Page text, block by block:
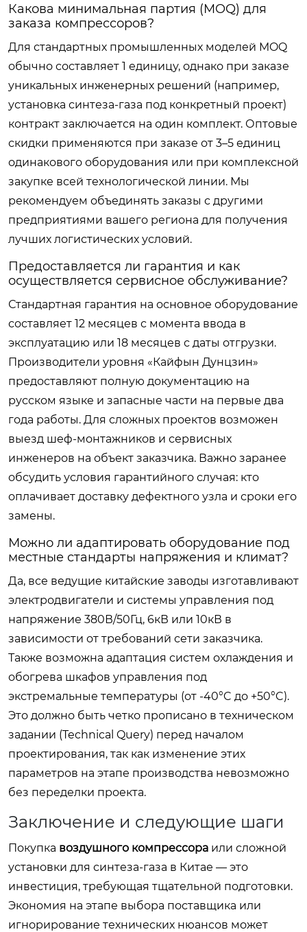
Какова минимальная партия (MOQ) для
заказа компрессоров?
Для стандартных промышленных моделей MOQ
обычно составляет 1 единицу, однако при заказе
уникальных инженерных решений (например,
установка синтеза-газа под конкретный проект)
контракт заключается на один комплект. Оптовые
скидки применяются при заказе от 3–5 единиц
одинакового оборудования или при комплексной
закупке всей технологической линии. Мы
рекомендуем объединять заказы с другими
предприятиями вашего региона для получения
лучших логистических условий.
Предоставляется ли гарантия и как
осуществляется сервисное обслуживание?
Стандартная гарантия на основное оборудование
составляет 12 месяцев с момента ввода в
эксплуатацию или 18 месяцев с даты отгрузки.
Производители уровня «Кайфын Дунцзин»
предоставляют полную документацию на
русском языке и запасные части на первые два
года работы. Для сложных проектов возможен
выезд шеф-монтажников и сервисных
инженеров на объект заказчика. Важно заранее
обсудить условия гарантийного случая: кто
оплачивает доставку дефектного узла и сроки его
замены.
Можно ли адаптировать оборудование под
местные стандарты напряжения и климат?
Да, все ведущие китайские заводы изготавливают
электродвигатели и системы управления под
напряжение 380В/50Гц, 6кВ или 10кВ в
зависимости от требований сети заказчика.
Также возможна адаптация систем охлаждения и
обогрева шкафов управления под
экстремальные температуры (от -40°C до +50°C).
Это должно быть четко прописано в техническом
задании (Technical Query) перед началом
проектирования, так как изменение этих
параметров на этапе производства невозможно
без переделки проекта.
Заключение и следующие шаги
Покупка воздушного компрессора или сложной
установки для синтеза-газа в Китае — это
инвестиция, требующая тщательной подготовки.
Экономия на этапе выбора поставщика или
игнорирование технических нюансов может